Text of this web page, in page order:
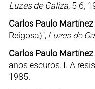
Luzes de Galiza, 5-6,
Carlos Paulo Martínez
Reigosa)", Luzes de
Carlos Paulo Martínez
anos escuros. I. A
1985.